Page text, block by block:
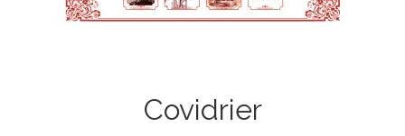
Covidrier